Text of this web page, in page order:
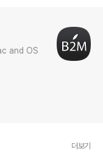
and OS
더보기